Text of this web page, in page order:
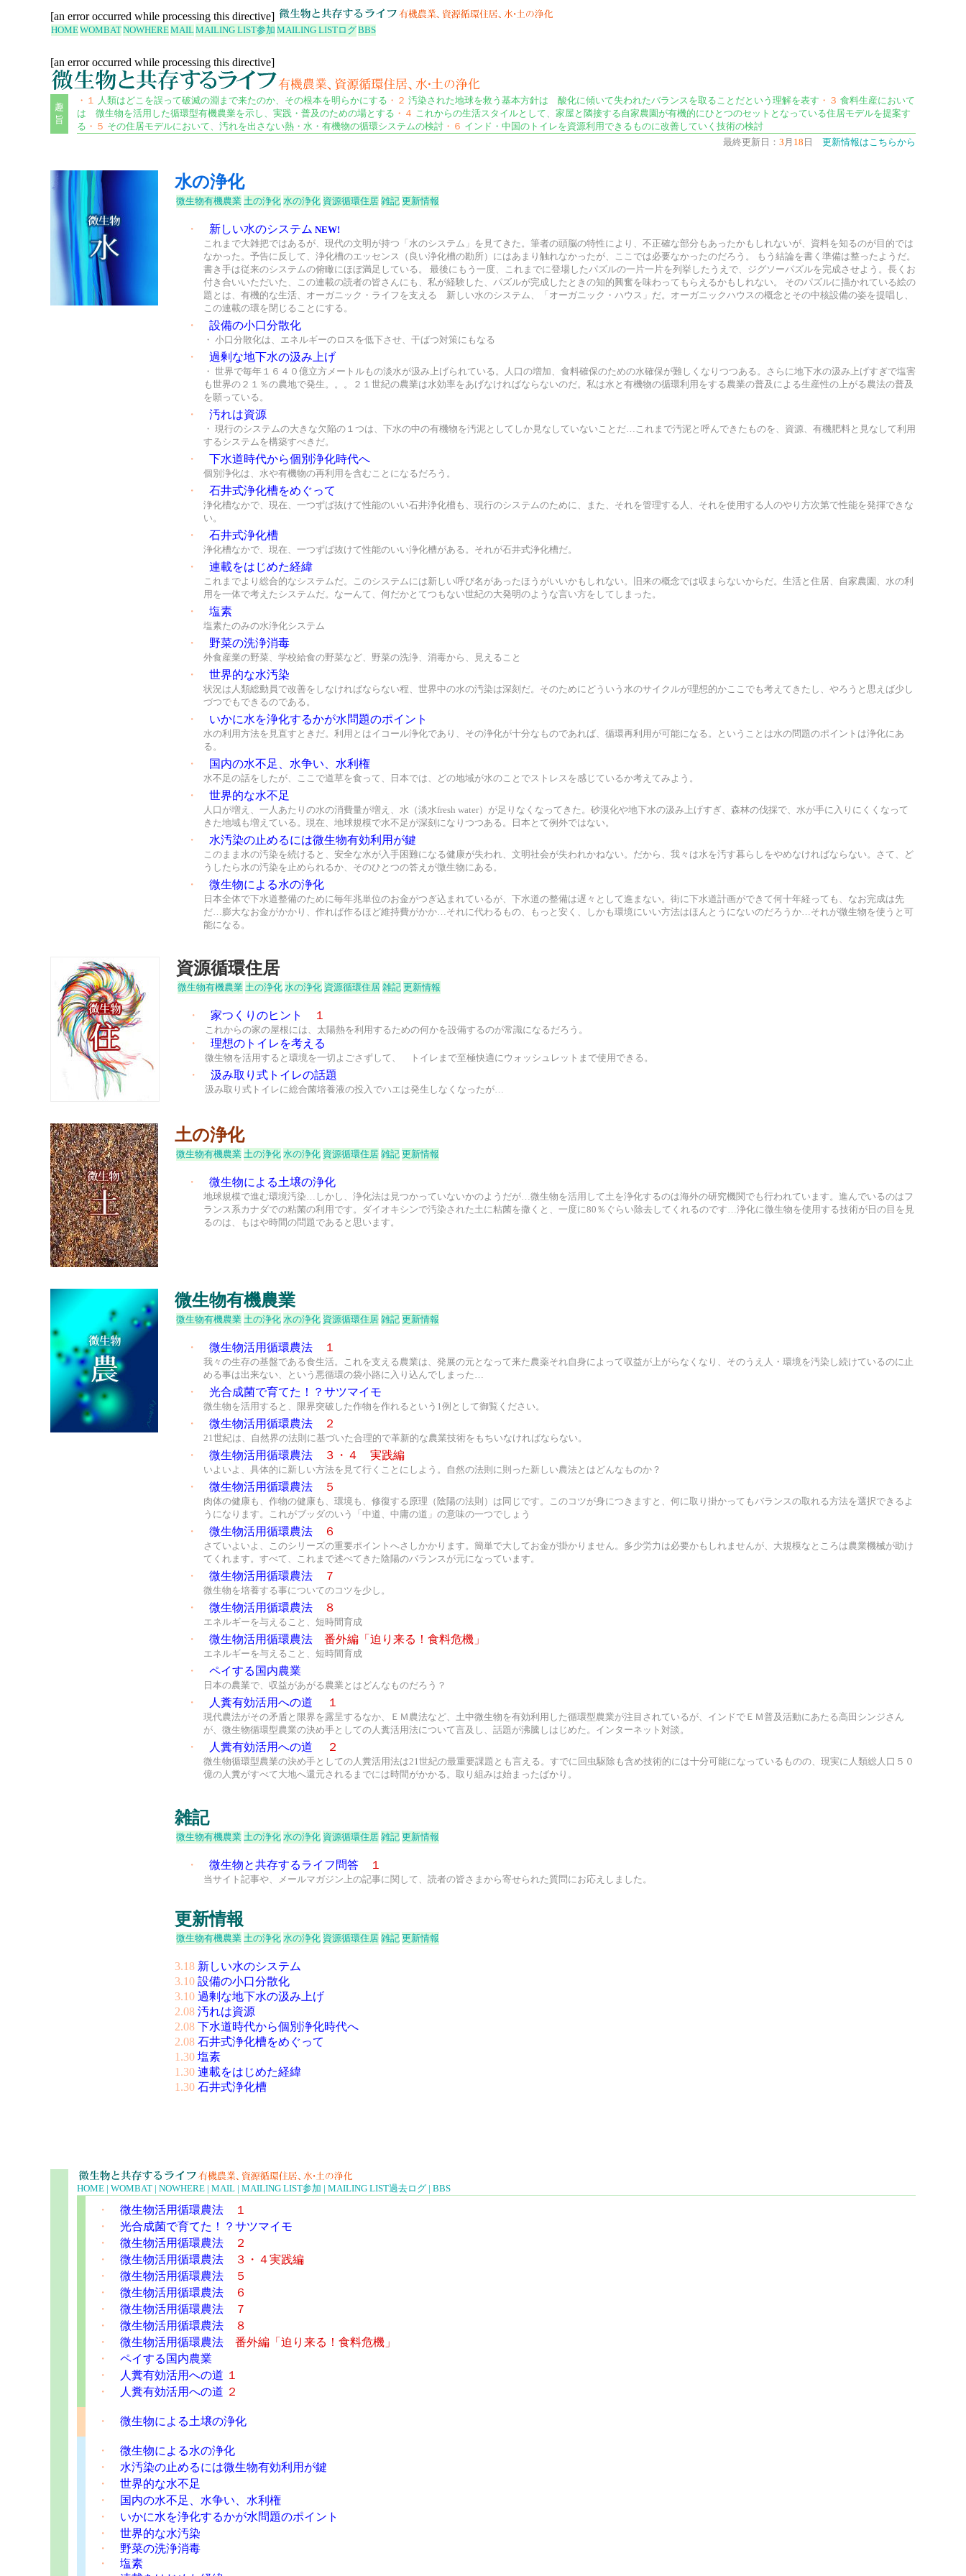
[an error occurred while processing this directive]
HOMEWOMBATNOWHEREMAILMAILING LIST参加 MAILING LISTログBBS
[an error occurred while processing this directive]
趣
旨
・１ 人類はどこを誤って破滅の淵まで来たのか、その根本を明らかにする ・２ 汚染された地球を救う基本方針は 酸化に傾いて失われたバランスを取ることだという理解を表す ・３ 食料生産において
は 微生物を活用した循環型有機農業を示し、実践・普及のための場とする ・４ これからの生活スタイルとして、家屋と隣接する自家農園が有機的にひとつのセットとなっている住居モデルを提案す
る ・５ その住居モデルにおいて、汚れを出さない熱・水・有機物の循環システムの検討 ・６ インド・中国のトイレを資源利用できるものに改善していく技術の検討
最終更新日： 3 月 18 日 更新情報はこちらから
水の浄化
微生物有機農業 土の浄化 水の浄化 資源循環住居 雑記 更新情報
・ 新しい水のシステム NEW!
これまで大雑把ではあるが、現代の文明が持つ「水のシステム」を見てきた。筆者の頭脳の特性により、不正確な部分もあったかもしれないが、資料を知るのが目的では
なかった。予告に反して、浄化槽のエッセンス（良い浄化槽の勘所）にはあまり触れなかったが、ここでは必要なかったのだろう。 もう結論を書く準備は整ったようだ。
書き手は従来のシステムの俯瞰にほぼ満足している。 最後にもう一度、これまでに登場したパズルの一片一片を列挙したうえで、ジグソーパズルを完成させよう。長くお
付き合いいただいた、この連載の読者の皆さんにも、私が経験した、パズルが完成したときの知的興奮を味わってもらえるかもしれない。 そのパズルに描かれている絵の
題とは、有機的な生活、オーガニック・ライフを支える 新しい水のシステム、「オーガニック・ハウス」だ。オーガニックハウスの概念とその中核設備の姿を提唱し、
この連載の環を閉じることにする。
・ 設備の小口分散化
・ 小口分散化は、エネルギーのロスを低下させ、干ばつ対策にもなる
・ 過剰な地下水の汲み上げ
・ 世界で毎年１６４０億立方メートルもの淡水が汲み上げられている。人口の増加、食料確保のための水確保が難しくなりつつある。さらに地下水の汲み上げすぎで塩害
も世界の２１％の農地で発生。。。２１世紀の農業は水効率をあげなければならないのだ。私は水と有機物の循環利用をする農業の普及による生産性の上がる農法の普及
を願っている。
・ 汚れは資源
・ 現行のシステムの大きな欠陥の１つは、下水の中の有機物を汚泥としてしか見なしていないことだ…これまで汚泥と呼んできたものを、資源、有機肥料と見なして利用
するシステムを構築すべきだ。
・ 下水道時代から個別浄化時代へ
個別浄化は、水や有機物の再利用を含むことになるだろう。
・ 石井式浄化槽をめぐって
浄化槽なかで、現在、一つずば抜けて性能のいい石井浄化槽も、現行のシステムのために、また、それを管理する人、それを使用する人のやり方次第で性能を発揮できな
い。
・ 石井式浄化槽
浄化槽なかで、現在、一つずば抜けて性能のいい浄化槽がある。それが石井式浄化槽だ。
・ 連載をはじめた経緯
これまでより総合的なシステムだ。このシステムには新しい呼び名があったほうがいいかもしれない。旧来の概念では収まらないからだ。生活と住居、自家農園、水の利
用を一体で考えたシステムだ。なーんて、何だかとてつもない世紀の大発明のような言い方をしてしまった。
・ 塩素
塩素たのみの水浄化システム
・ 野菜の洗浄消毒
外食産業の野菜、学校給食の野菜など、野菜の洗浄、消毒から、見えること
・ 世界的な水汚染
状況は人類総動員で改善をしなければならない程、世界中の水の汚染は深刻だ。そのためにどういう水のサイクルが理想的かここでも考えてきたし、やろうと思えば少し
づつでもできるのである。
・ いかに水を浄化するかが水問題のポイント
水の利用方法を見直すときだ。利用とはイコール浄化であり、その浄化が十分なものであれば、循環再利用が可能になる。ということは水の問題のポイントは浄化にあ
る。
・ 国内の水不足、水争い、水利権
水不足の話をしたが、ここで道草を食って、日本では、どの地域が水のことでストレスを感じているか考えてみよう。
・ 世界的な水不足
人口が増え、一人あたりの水の消費量が増え、水（淡水fresh water）が足りなくなってきた。砂漠化や地下水の汲み上げすぎ、森林の伐採で、水が手に入りにくくなって
きた地域も増えている。現在、地球規模で水不足が深刻になりつつある。日本とて例外ではない。
・ 水汚染の止めるには微生物有効利用が鍵
このまま水の汚染を続けると、安全な水が入手困難になる健康が失われ、文明社会が失われかねない。だから、我々は水を汚す暮らしをやめなければならない。さて、ど
うしたら水の汚染を止められるか、そのひとつの答えが微生物にある。
・ 微生物による水の浄化
日本全体で下水道整備のために毎年兆単位のお金がつぎ込まれているが、下水道の整備は遅々として進まない。街に下水道計画ができて何十年経っても、なお完成は先
だ…膨大なお金がかかり、作れば作るほど維持費がかか…それに代わるもの、もっと安く、しかも環境にいい方法はほんとうにないのだろうか…それが微生物を使うと可
能になる。
資源循環住居
微生物有機農業 土の浄化 水の浄化 資源循環住居 雑記 更新情報
・ 家つくりのヒント １
これからの家の屋根には、太陽熱を利用するための何かを設備するのが常識になるだろう。
・ 理想のトイレを考える
微生物を活用すると環境を一切よごさずして、 トイレまで至極快適にウォッシュレットまで使用できる。
・ 汲み取り式トイレの話題
汲み取り式トイレに総合菌培養液の投入でハエは発生しなくなったが…
土の浄化
微生物有機農業 土の浄化 水の浄化 資源循環住居 雑記 更新情報
・ 微生物による土壌の浄化
地球規模で進む環境汚染…しかし、浄化法は見つかっていないかのようだが…微生物を活用して土を浄化するのは海外の研究機関でも行われています。進んでいるのはフ
ランス系カナダでの粘菌の利用です。ダイオキシンで汚染された土に粘菌を撒くと、一度に80％ぐらい除去してくれるのです…浄化に微生物を使用する技術が日の目を見
るのは、もはや時間の問題であると思います。
微生物有機農業
微生物有機農業 土の浄化 水の浄化 資源循環住居 雑記 更新情報
・ 微生物活用循環農法 １
我々の生存の基盤である食生活。これを支える農業は、発展の元となって来た農薬それ自身によって収益が上がらなくなり、そのうえ人・環境を汚染し続けているのに止
める事は出来ない、という悪循環の袋小路に入り込んでしまった…
・ 光合成菌で育てた！？サツマイモ
微生物を活用すると、限界突破した作物を作れるという1例として御覧ください。
・ 微生物活用循環農法 ２
21世紀は、自然界の法則に基づいた合理的で革新的な農業技術をもちいなければならない。
・ 微生物活用循環農法 ３・４ 実践編
いよいよ、具体的に新しい方法を見て行くことにしよう。自然の法則に則った新しい農法とはどんなものか？
・ 微生物活用循環農法 ５
肉体の健康も、作物の健康も、環境も、修復する原理（陰陽の法則）は同じです。このコツが身につきますと、何に取り掛かってもバランスの取れる方法を選択できるよ
うになります。これがブッダのいう「中道、中庸の道」の意味の一つでしょう
・ 微生物活用循環農法 ６
さていよいよ、このシリーズの重要ポイントへさしかかります。簡単で大してお金が掛かりません。多少労力は必要かもしれませんが、大規模なところは農業機械が助け
てくれます。すべて、これまで述べてきた陰陽のバランスが元になっています。
・ 微生物活用循環農法 ７
微生物を培養する事についてのコツを少し。
・ 微生物活用循環農法 ８
エネルギーを与えること、短時間育成
・ 微生物活用循環農法 番外編「迫り来る！食料危機」
エネルギーを与えること、短時間育成
・ ペイする国内農業
日本の農業で、収益があがる農業とはどんなものだろう？
・ 人糞有効活用への道 １
現代農法がその矛盾と限界を露呈するなか、ＥＭ農法など、土中微生物を有効利用した循環型農業が注目されているが、インドでＥＭ普及活動にあたる高田シンジさん
が、微生物循環型農業の決め手としての人糞活用法について言及し、話題が沸騰しはじめた。インターネット対談。
・ 人糞有効活用への道 ２
微生物循環型農業の決め手としての人糞活用法は21世紀の最重要課題とも言える。すでに回虫駆除も含め技術的には十分可能になっているものの、現実に人類総人口５０
億の人糞がすべて大地へ還元されるまでには時間がかかる。取り組みは始まったばかり。
雑記
微生物有機農業 土の浄化 水の浄化 資源循環住居 雑記 更新情報
・ 微生物と共存するライフ問答 １
当サイト記事や、メールマガジン上の記事に関して、読者の皆さまから寄せられた質問にお応えしました。
更新情報
微生物有機農業 土の浄化 水の浄化 資源循環住居 雑記 更新情報
3.18 新しい水のシステム
3.10 設備の小口分散化
3.10 過剰な地下水の汲み上げ
2.08 汚れは資源
2.08 下水道時代から個別浄化時代へ
2.08 石井式浄化槽をめぐって
1.30 塩素
1.30 連載をはじめた経緯
1.30 石井式浄化槽
HOME | WOMBAT | NOWHERE | MAIL | MAILING LIST参加 | MAILING LIST過去ログ | BBS
・ 微生物活用循環農法 １
・ 光合成菌で育てた！？サツマイモ
・ 微生物活用循環農法 ２
・ 微生物活用循環農法 ３・４実践編
・ 微生物活用循環農法 ５
・ 微生物活用循環農法 ６
・ 微生物活用循環農法 ７
・ 微生物活用循環農法 ８
・ 微生物活用循環農法 番外編「迫り来る！食料危機」
・ ペイする国内農業
・
人糞有効活用への道 １
・
人糞有効活用への道 ２
・ 微生物による土壌の浄化
・ 微生物による水の浄化
・ 水汚染の止めるには微生物有効利用が鍵
・ 世界的な水不足
・
国内の水不足、水争い、水利権
・ いかに水を浄化するかが水問題のポイント
・ 世界的な水汚染
・ 野菜の洗浄消毒
・ 塩素